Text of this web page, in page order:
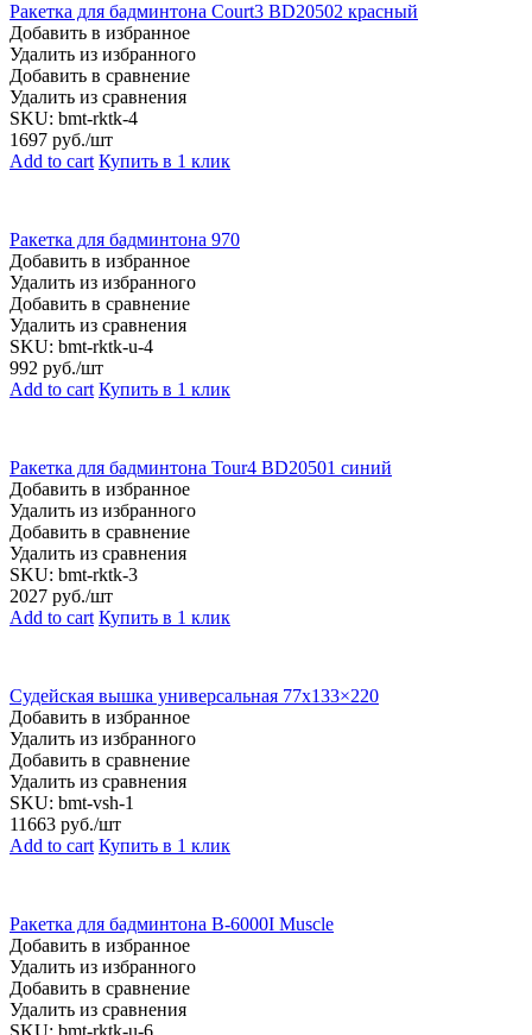
Ракетка для бадминтона Court3 BD20502 красный
Добавить в избранное
Удалить из избранного
Добавить в сравнение
Удалить из сравнения
SKU: bmt-rktk-4
1697 руб./шт
Add to cart Купить в 1 клик
Ракетка для бадминтона 970
Добавить в избранное
Удалить из избранного
Добавить в сравнение
Удалить из сравнения
SKU: bmt-rktk-u-4
992 руб./шт
Add to cart Купить в 1 клик
Ракетка для бадминтона Tour4 BD20501 синий
Добавить в избранное
Удалить из избранного
Добавить в сравнение
Удалить из сравнения
SKU: bmt-rktk-3
2027 руб./шт
Add to cart Купить в 1 клик
Судейская вышка универсальная 77х133×220
Добавить в избранное
Удалить из избранного
Добавить в сравнение
Удалить из сравнения
SKU: bmt-vsh-1
11663 руб./шт
Add to cart Купить в 1 клик
Ракетка для бадминтона B-6000I Muscle
Добавить в избранное
Удалить из избранного
Добавить в сравнение
Удалить из сравнения
SKU: bmt-rktk-u-6